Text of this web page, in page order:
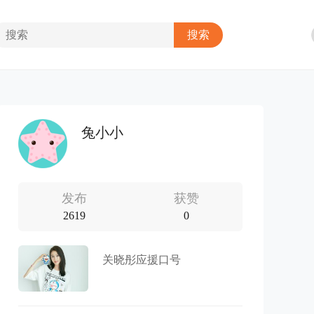
兔小小
发布
2619
获赞
0
关晓彤应援口号